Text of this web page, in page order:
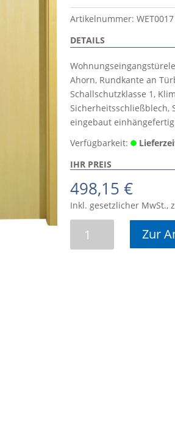
Artikelnummer: WET0017
DETAILS
Ahorn, Rundkante an
Schallschutzklasse 1,
Sicherheitsschließblech,
eingebaut
Verfügbarkeit:
IHR PREIS
498,15 €
Inkl. gesetzlicher MwSt.,
echtholzfurniert
Zur